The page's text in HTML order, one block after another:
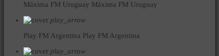
Máxima FM Uruguay Máxima FM Uruguay
play_arrow
Play FM Argentina Play FM Argentina
play_arrow